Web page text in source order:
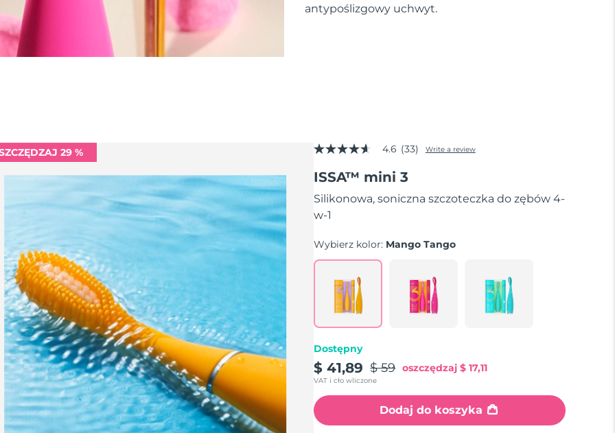
antypoślizgowy uchwyt.
29 %
4.6
of
stars,
average
rating
Read
33
Reviews.
page
link.
4.6 (33) Write a review
ISSA™ mini 3
Silikonowa, soniczna szczoteczka do zębów 4-
w-1
Wybierz kolor: Mango Tango
Dostępny
$ 41,89 $ 59 oszczędzaj$ 17,11
VAT i cło wliczone
Dodaj do koszyka